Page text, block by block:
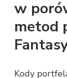
w
metod
Kody